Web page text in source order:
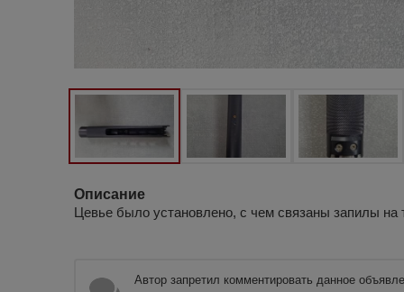
Описание
Цевье было установлено, с чем связаны запилы на
Автор запретил комментировать данное